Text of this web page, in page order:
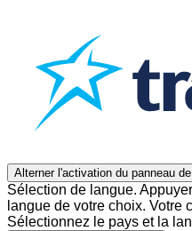
Alterner l'activation du panneau
Sélection de langue.
langue de votre choix. Votre
Sélectionnez le pays et la